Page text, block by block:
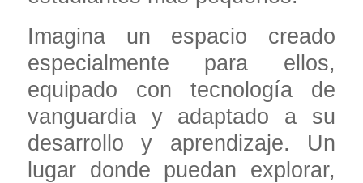
Imagina un espacio creado
especialmente para ellos,
equipado con tecnología de
vanguardia y adaptado a su
desarrollo y aprendizaje. Un
lugar donde puedan explorar,